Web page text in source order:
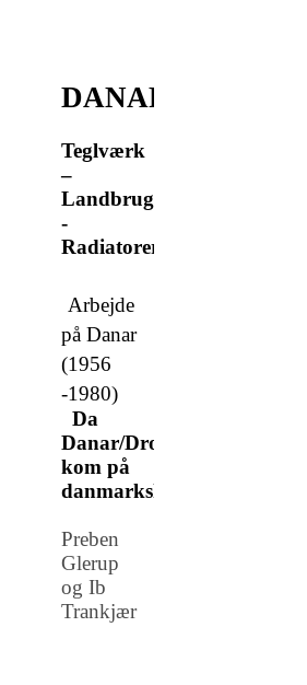
DANARGRUNDEN
Teglværk
–
Landbrugsmaskiner
-
Radiatorer
Arbejde
på Danar
(1956
-1980)
Da
Danar/Dronningborg
kom på
danmarkskortet!
Preben
Glerup
og Ib
Trankjær